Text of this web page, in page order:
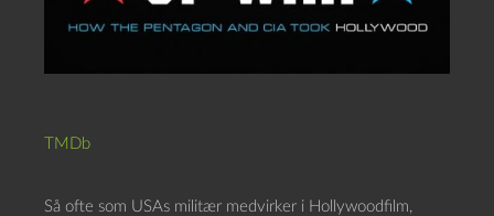
TMDb
Så ofte som USAs militær medvirker i Hollywoodfilm,